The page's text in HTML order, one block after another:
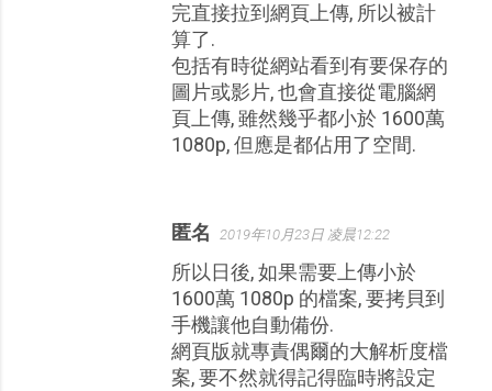
完直接拉到網頁上傳, 所以被計
算了.
包括有時從網站看到有要保存的
圖片或影片, 也會直接從電腦網
頁上傳, 雖然幾乎都小於 1600萬
1080p, 但應是都佔用了空間.
匿名 2019年10月23日 凌晨12:22
所以日後, 如果需要上傳小於
1600萬 1080p 的檔案, 要拷貝到
手機讓他自動備份.
網頁版就專責偶爾的大解析度檔
案, 要不然就得記得臨時將設定